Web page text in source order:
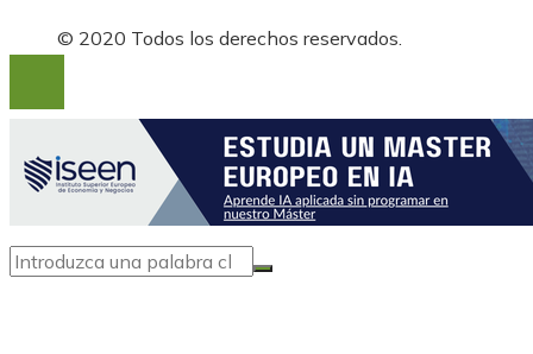
© 2020 Todos los derechos reservados.